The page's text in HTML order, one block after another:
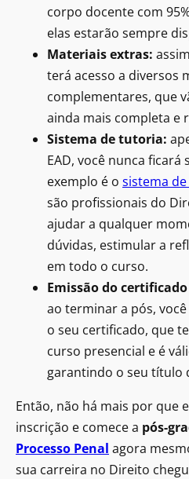
corpo docente com
elas estarão sempre
Materiais extras:
terá acesso a diversos
complementares, que
ainda mais completa e
Sistema de tutoria:
EAD, você nunca ficará
exemplo é o sistema
são profissionais do
ajudar a qualquer
dúvidas, estimular a
em todo o curso.
Emissão do
ao terminar a pós,
o seu certificado, que
curso presencial e é
garantindo o seu título
Então, não há mais por que
inscrição e comece a pós-
Processo Penal agora
sua carreira no Direito